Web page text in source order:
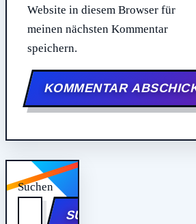
Website in diesem Browser für
meinen nächsten Kommentar
speichern.
Suchen
SUCHEN